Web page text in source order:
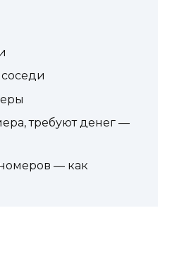
требуют денег —
— как